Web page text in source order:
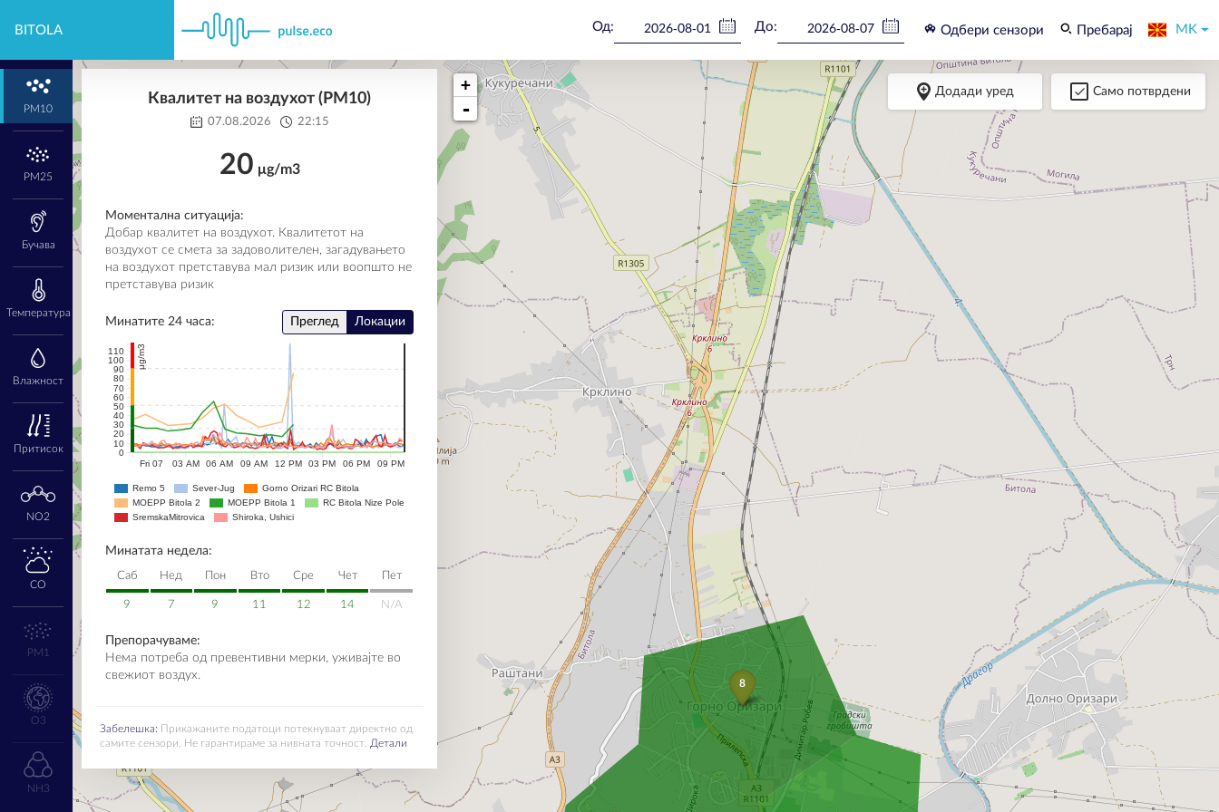
BITOLA Од: До: Одбери сензори Пребарај MK
8
+
-
Додади уред Само потврдени
PM10
PM25
Бучава
Температура
Влажност
Притисок
NO2
CO
PM1
O3
NH3
Квалитет на воздухот (PM10)
07.08.2026 22:15
20 μg/m3
Моментална ситуација:
Добар квалитет на воздухот. Квалитетот на
воздухот се смета за задоволителен, загадувањето
на воздухот претставува мал ризик или воопшто не
претставува ризик
Минатите 24 часа: Преглед Локации
Fri 07 03 AM 06 AM 09 AM 12 PM 03 PM 06 PM 09 PM
0
10
20
30
40
50
60
70
80
90
100
110 μg/m3
Remo 5 Sever-Jug
Gorno Orizari RC Bitola
MOEPP Bitola 2
MOEPP Bitola 1
RC Bitola Nize Pole
SremskaMitrovica
Shiroka, Ushici
Минатата недела:
Саб Нед Пон Вто Сре Чет Пет
9 7 9 11 12 14 N/A
Препорачуваме:
Нема потреба од превентивни мерки, уживајте во
свежиот воздух.
Забелешка: Прикажаните податоци потекнуваат директно од
самите сензори. Не гарантираме за нивната точност. Детали